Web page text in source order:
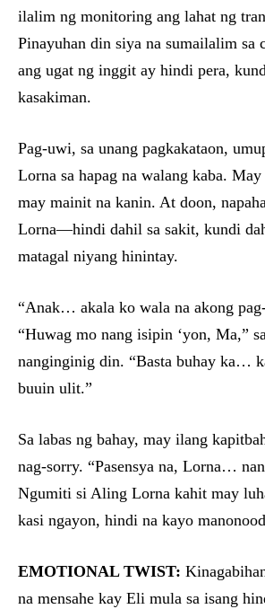
ilalim ng monitoring ang lahat ng
Pinayuhan din siya na sumailalim
ang ugat ng inggit ay hindi pera,
kasakiman.
Pag-uwi, sa unang pagkakataon,
Lorna sa hapag na walang kaba.
may mainit na kanin. At doon,
Lorna—hindi dahil sa sakit, kundi
matagal niyang hinintay.
“Anak… akala ko wala na akong
“Huwag mo nang isipin ‘yon, Ma,”
nanginginig din. “Basta buhay ka…
buuin ulit.”
Sa labas ng bahay, may ilang
nag-sorry. “Pasensya na, Lorna…
Ngumiti si Aling Lorna kahit may
kasi ngayon, hindi na kayo
EMOTIONAL TWIST:
na mensahe kay Eli mula sa isang